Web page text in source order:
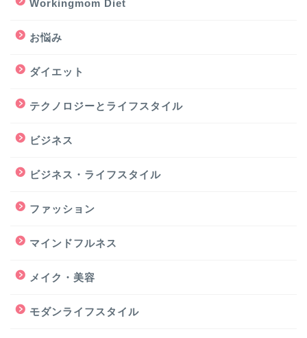
Workingmom Diet
お悩み
ダイエット
テクノロジーとライフスタイル
ビジネス
ビジネス・ライフスタイル
ファッション
マインドフルネス
メイク・美容
モダンライフスタイル